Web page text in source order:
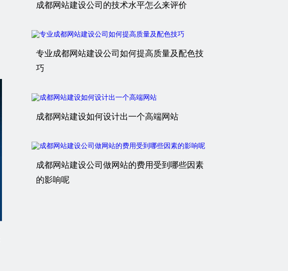
成都网站建设公司的技术水平怎么来评价
专业成都网站建设公司如何提高质量及配色技
巧
成都网站建设如何设计出一个高端网站
成都网站建设公司做网站的费用受到哪些因素
的影响呢